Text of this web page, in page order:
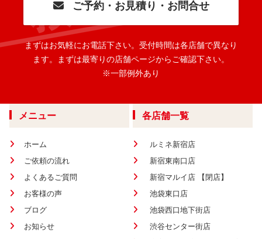
ご予約・お見積り・お問合せ
まずはお気軽にお電話下さい。 受付時間は各店舗で異なり
ます。
まずは最寄りの店舗ページからご確認下さい。
※一部例外あり
メニュー
ホーム
ご依頼の流れ
よくあるご質問
お客様の声
ブログ
お知らせ
各店舗一覧
ルミネ新宿店
新宿東南口店
新宿マルイ店 【閉店】
池袋東口店
池袋西口地下街店
渋谷センター街店